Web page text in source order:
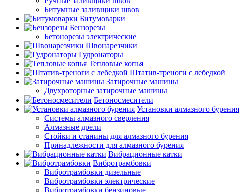
Битумные заливщики швов
Битумоварки
Бензорезы
Бетонорезы электрические
Швонарезчики
Гудронаторы
Тепловые копья
Штатив-треноги с лебедкой
Затирочные машины
Двухроторные затирочные машины
Бетоносмесители
Установки алмазного бурения
Системы алмазного сверления
Алмазные дрели
Стойки и станины для алмазного бурения
Принадлежности для алмазного бурения
Вибрационные катки
Вибротрамбовки
Вибротрамбовки дизельные
Вибротрамбовки электрические
Вибротрамбовки бензиновые